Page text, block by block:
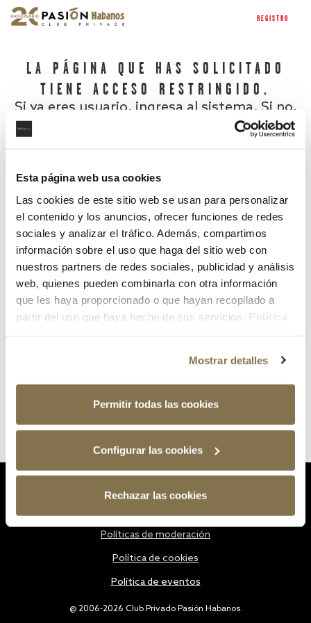
Esta página web usa cookies
Las cookies de este sitio web se usan para personalizar
el contenido y los anuncios, ofrecer funciones de redes
sociales y analizar el tráfico. Además, compartimos
información sobre el uso que haga del sitio web con
nuestros partners de redes sociales, publicidad y análisis
web, quienes pueden combinarla con otra información
que les haya proporcionado o que hayan recopilado a
partir del uso que haya hecho de sus servicios. Política
Mostrar detalles
Permitir todas las cookies
Configurar las cookies
Rechazar las cookies
REGISTRO
LA PÁGINA QUE HAS SOLICITADO
TIENE ACCESO RESTRINGIDO.
Si ya eres usuario, ingresa al sistema. Si no,
¿Has olvidado tu contraseña?
@ 2006-2026 Club Privado Pasión Habanos.
Políticas de moderación
Política de cookies
Política de eventos